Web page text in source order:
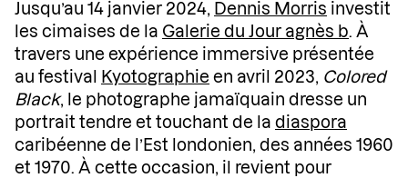
Jusqu’au 14 janvier 2024, Dennis Morris investit
les cimaises de la Galerie du Jour agnès b. À
travers une expérience immersive présentée
au festival
Kyotographie en avril 2023, Colored
Black, le photographe jamaïquain dresse un
portrait tendre et touchant de la diaspora
caribéenne de l’Est londonien, des années 1960
et 1970. À cette occasion, il revient pour